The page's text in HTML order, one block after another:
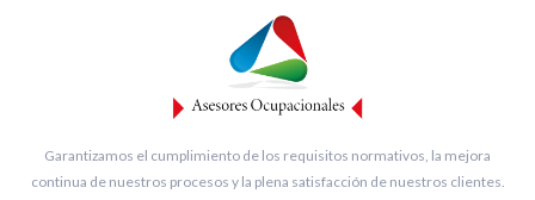
Garantizamos el cumplimiento de los requisitos normativos, la mejora
continua de nuestros procesos y la plena satisfacción de nuestros clientes.